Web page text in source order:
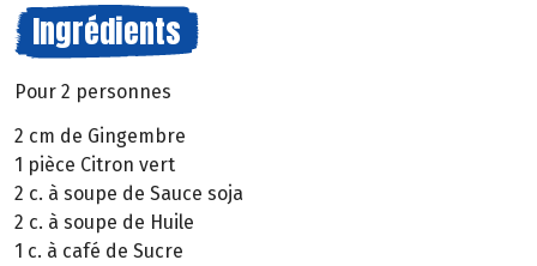
Ingrédients
Pour 2 personnes
2 cm de Gingembre
1 pièce Citron vert
2 c. à soupe de Sauce soja
2 c. à soupe de Huile
1 c. à café de Sucre